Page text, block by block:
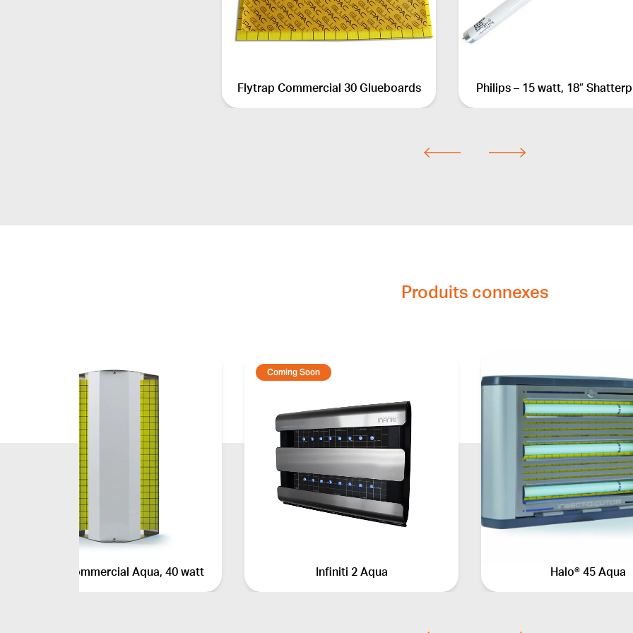
Flytrap Commercial 30 Glueboards Philips – 15 watt, 18″
Produits connexes
Flytrap Commercial Aqua, 40 watt
Coming Soon
Infiniti 2 Aqua Halo® 45 Aqua